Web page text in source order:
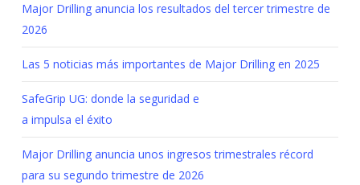
Major Drilling anuncia los resultados del tercer trimestre de
2026
Las 5 noticias más importantes de Major Drilling en 2025
SafeGrip UG: donde la seguridad e
a impulsa el éxito
Major Drilling anuncia unos ingresos trimestrales récord
para su segundo trimestre de 2026